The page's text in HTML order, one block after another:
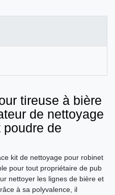
tireuse à bière
de nettoyage
de
kit de nettoyage pour robinet
pour tout propriétaire de pub
nettoyer les lignes de bière et
à sa polyvalence, il